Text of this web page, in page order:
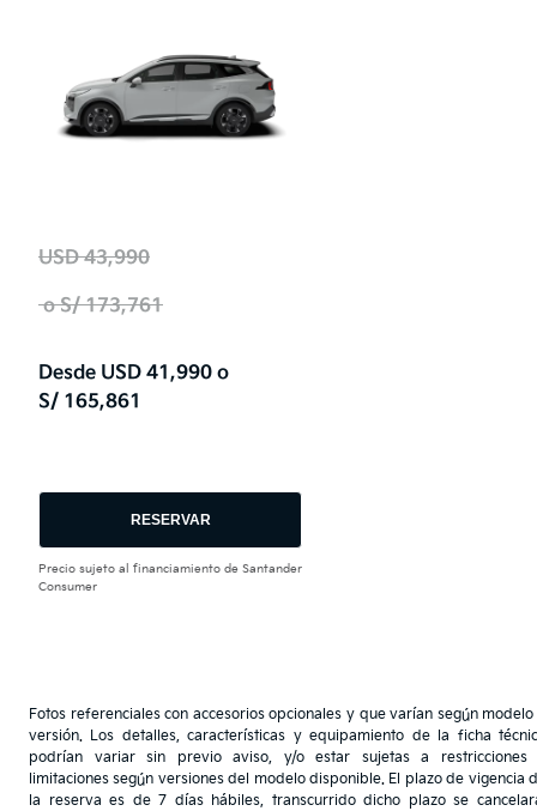
USD 43,990
oS/ 173,761
Desde USD 41,990o
S/ 165,861
RESERVAR
Precio sujeto al financiamiento de Santander
Consumer
Fotos referenciales con accesorios opcionales y que varían según
versión. Los detalles, características y equipamiento de la ficha
podrían variar sin previo aviso, y/o estar sujetas a restricciones
limitaciones según versiones del modelo disponible. El plazo de vigencia
la reserva es de 7 días hábiles, transcurrido dicho plazo se